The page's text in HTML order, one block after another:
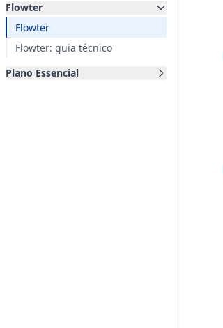
Flowter
Flowter
Flowter: guia técnico
Plano Essencial